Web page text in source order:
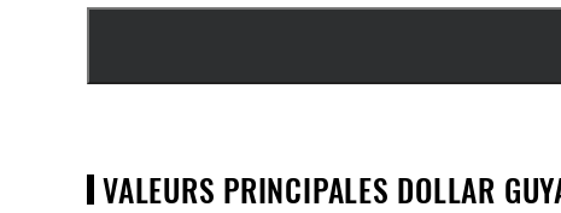
VALEURS PRINCIPALES DOLLAR